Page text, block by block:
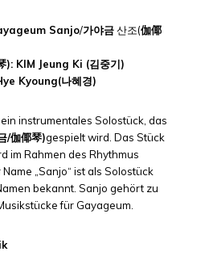
Sanjo/가야금산조(伽倻
): KIM Jeung Ki (김중기)
Kyoung(나혜경)
instrumentales Solostück, das
/伽倻琴)gespielt wird. Das Stück
im Rahmen des Rhythmus
„Sanjo“ ist als Solostück
bekannt. Sanjo gehört zu
für Gayageum.